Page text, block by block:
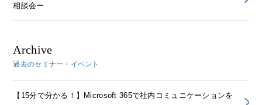
相談会ー
Archive
過去のセミナー・イベント
【15分で分かる！】Microsoft 365で社内コミュニケーションを